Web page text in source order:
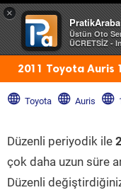
×
PratikAraba
Üstün Oto
ÜCRETSİZ -
2011 Toyota Auris
Toyota Auris
Düzenli periyodik ile
çok daha uzun süre
Düzenli